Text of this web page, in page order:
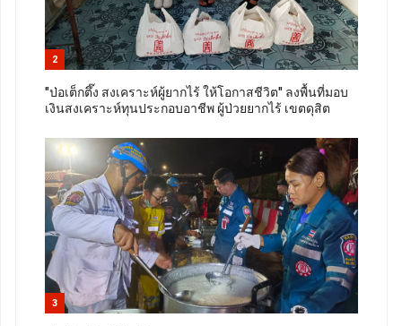
2
"ป่อเต็กตึ๊ง สงเคราะห์ผู้ยากไร้ ให้โอกาสชีวิต" ลงพื้นที่มอบ
เงินสงเคราะห์ทุนประกอบอาชีพ ผู้ป่วยยากไร้ เขตดุสิต
3